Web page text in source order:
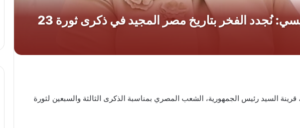
السيد رئيس الجمهورية، الشعب المصري بمناسبة الذكرى الثالثة والسبعين لثورة